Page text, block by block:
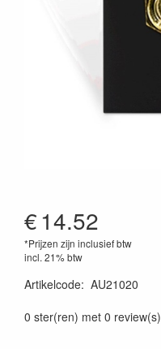
€14.52
*Prijzen zijn inclusief btw
incl. 21% btw
Artikelcode: AU21020
0 ster(ren) met 0 review(s)